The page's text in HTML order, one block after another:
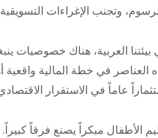
وتجنب الإغراءات
بيئتنا العربية، هناك خصوصيات
العناصر في خطة المالية واقعية
عاماً في الاستقرار
الأطفال مبكراً يصنع فرقاً